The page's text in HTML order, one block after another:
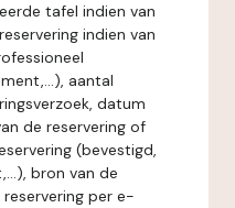
tafel indien van
indien van
aantal
datum
de reservering of
(bevestigd,
bron van de
per e-